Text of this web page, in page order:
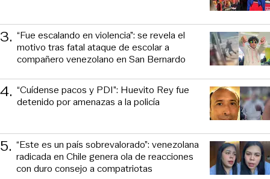
3. “Fue escalando en violencia”: se revela el
motivo tras fatal ataque de escolar a
compañero venezolano en San Bernardo
4. “Cuídense pacos y PDI”: Huevito Rey fue
detenido por amenazas a la policía
5. “Este es un país sobrevalorado”: venezolana
radicada en Chile genera ola de reacciones
con duro consejo a compatriotas